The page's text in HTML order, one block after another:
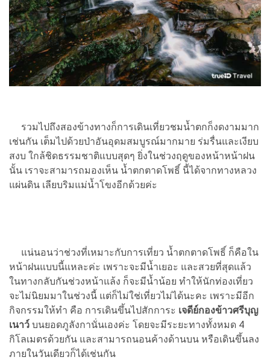
รวมไปถึงสองข้างทางก็การเดินเที่ยวชมน้ำตกก็งดงามมาก
เช่นกัน เต็มไปด้วยป่าอันอุดมสมบูรณ์มากมาย ร่มรื่นและเงียบ
สงบ ใกล้ชิดธรรมชาติแบบสุดๆ ยิ่งในช่วงฤดูของหน้าหน้าฝน
นั้น เราจะสามารถมองเห็น น้ำตกตาดโพธิ์ นี้ได้จากทางหลวง
แผ่นดิน เลียบริมแม่น้ำโขงอีกด้วยค่ะ
แน่นอนว่าช่วงที่เหมาะกับการเที่ยว น้ำตกตาดโพธิ์ ก็คือใน
หน้าฝนแบบนี้แหละค่ะ เพราะจะมีน้ำเยอะ และสวยที่สุดแล้ว
ในทางกลับกันช่วงหน้าแล้ง ก็จะมีน้ำน้อย ทำให้นักท่องเที่ยว
จะไม่นิยมมาในช่วงนี้ แต่ก็ไม่ใช่เที่ยวไม่ได้นะคะ เพราะมีอีก
กิจกรรมให้ทำ คือ การเดินขึ้นไปสักการะ เจดีย์กองข้าวศรีบุญ
เนาว์ บนยอดภูลังกานั่นเองค่ะ โดยจะมีระยะทางทั้งหมด 4
กิโลเมตรด้วยกัน และสามารถนอนค้างด้านบน หรือเดินขึ้นลง
ภายในวันเดียวก็ได้เช่นกัน